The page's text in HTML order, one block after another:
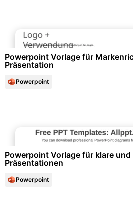
Powerpoint Vorlage für
Präsentation
Powerpoint
Powerpoint Vorlage für klare
Präsentationen
Powerpoint